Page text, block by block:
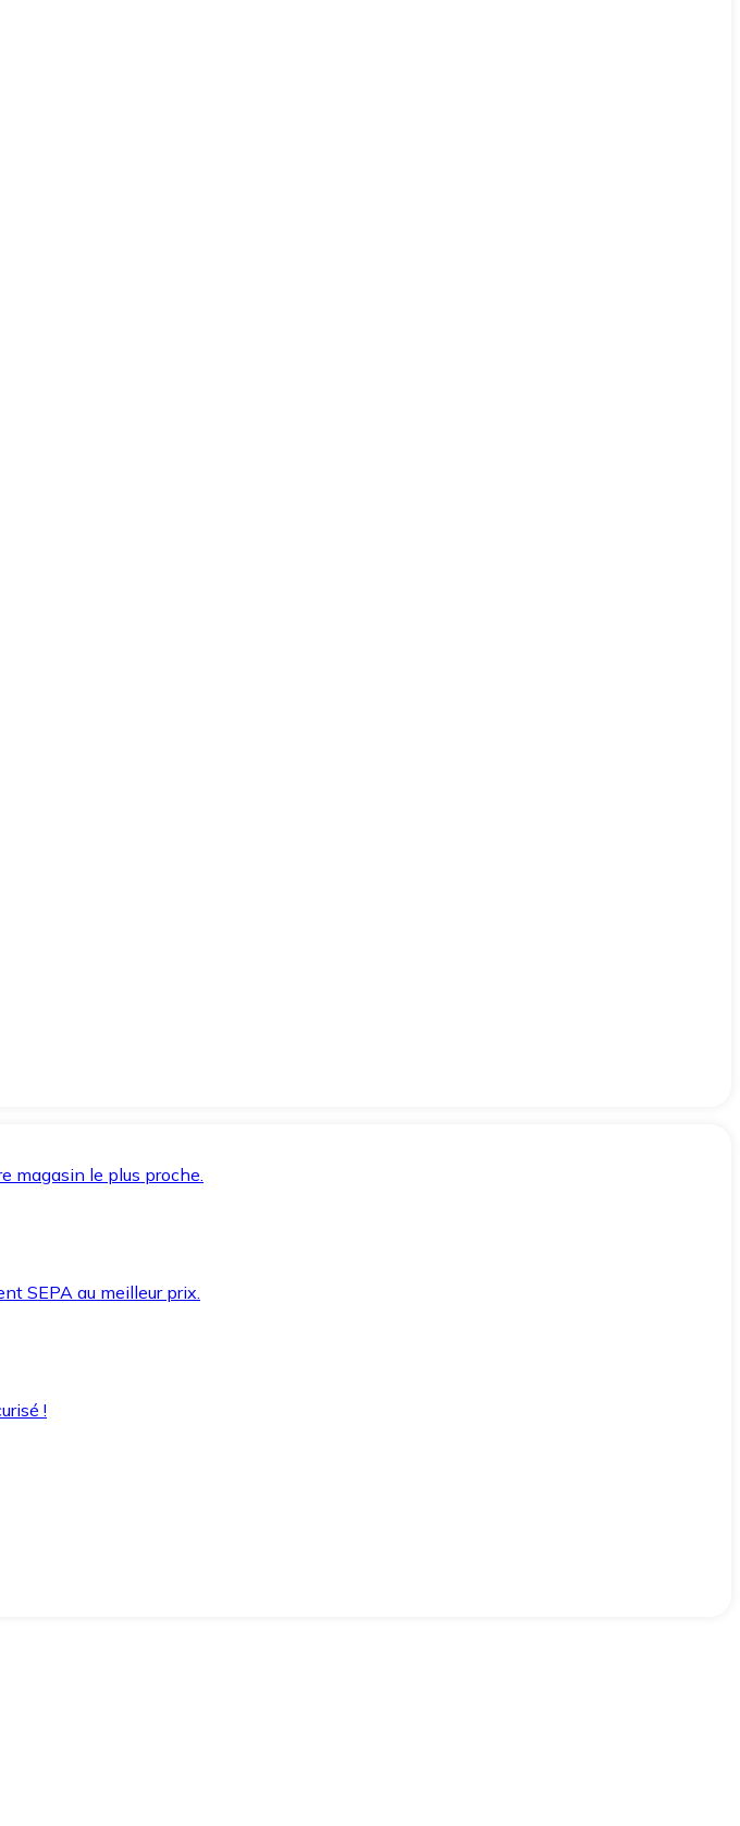
magasin le plus proche.
SEPA au meilleur prix.
!